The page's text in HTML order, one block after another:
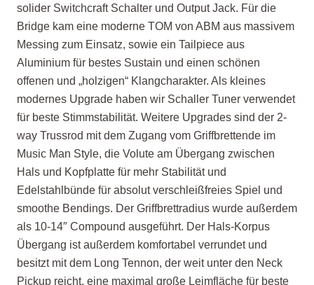
solider Switchcraft Schalter und Output Jack. Für die
Bridge kam eine moderne TOM von ABM aus massivem
Messing zum Einsatz, sowie ein Tailpiece aus
Aluminium für bestes Sustain und einen schönen
offenen und „holzigen“ Klangcharakter. Als kleines
modernes Upgrade haben wir Schaller Tuner verwendet
für beste Stimmstabilität. Weitere Upgrades sind der 2-
way Trussrod mit dem Zugang vom Griffbrettende im
Music Man Style, die Volute am Übergang zwischen
Hals und Kopfplatte für mehr Stabilität und
Edelstahlbünde für absolut verschleißfreies Spiel und
smoothe Bendings. Der Griffbrettradius wurde außerdem
als 10-14″ Compound ausgeführt. Der Hals-Korpus
Übergang ist außerdem komfortabel verrundet und
besitzt mit dem Long Tennon, der weit unter den Neck
Pickup reicht, eine maximal große Leimfläche für beste